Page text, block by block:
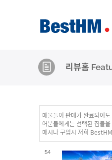
리뷰홈
매물들이 판매가 완료되어
어분들에게는 선택된 집들
매시나 구입시 저희
54